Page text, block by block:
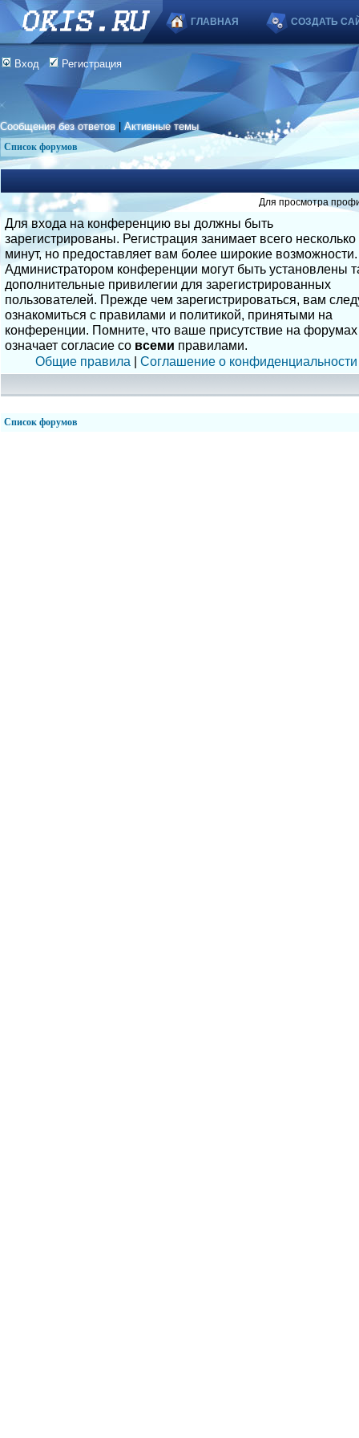
ГЛАВНАЯ СОЗДАТЬ
Вход Регистрация
Сообщения без ответов |Активные темы
Список форумов
Для просмотра
Для входа на конференцию вы должны быть
зарегистрированы. Регистрация занимает всего несколько
минут, но предоставляет вам более широкие возможности.
Администратором конференции могут быть установлены
дополнительные привилегии для зарегистрированных
пользователей. Прежде чем зарегистрироваться, вам
ознакомиться с правилами и политикой, принятыми на
конференции. Помните, что ваше присутствие на форумах
означает согласие со всеми правилами.
Общие правила | Соглашение о конфиденциальности
Список форумов